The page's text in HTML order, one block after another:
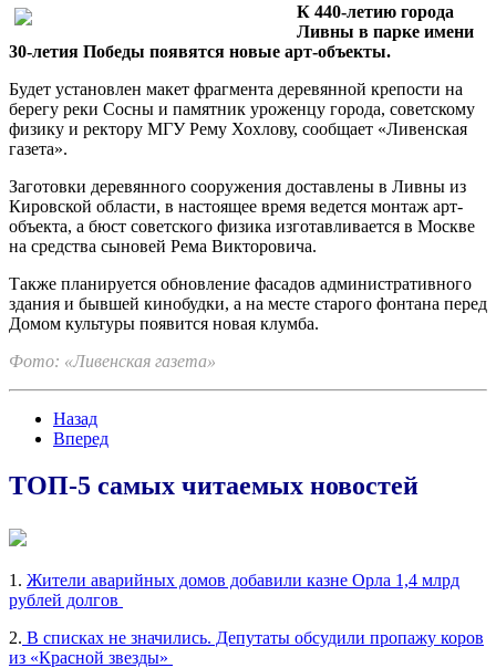
К 440-летию города
Ливны в парке имени
30-летия Победы появятся новые арт-объекты.
Будет установлен макет фрагмента деревянной крепости на
берегу реки Сосны и памятник уроженцу города, советскому
физику и ректору МГУ Рему Хохлову, сообщает «Ливенская
газета».
Заготовки деревянного сооружения доставлены в Ливны из
Кировской области, в настоящее время ведется монтаж арт-
объекта, а бюст советского физика изготавливается в Москве
на средства сыновей Рема Викторовича.
Также планируется обновление фасадов административного
здания и бывшей кинобудки, а на месте старого фонтана перед
Домом культуры появится новая клумба.
Фото: «Ливенская газета»
Назад
Вперед
ТОП-5 самых читаемых новостей
1. Жители аварийных домов добавили казне Орла 1,4 млрд
рублей долгов
2. В списках не значились. Депутаты обсудили пропажу коров
из «Красной звезды»